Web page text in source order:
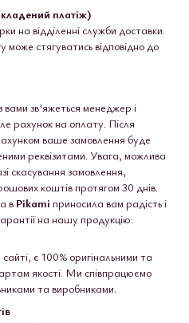
платіж)
на відділенні служби доставки.
може стягуватись відповідно до
вами зв'яжеться менеджер і
рахунок на оплату. Після
ваше замовлення буде
реквізитами. Увага, можлива
скасування замовлення,
коштів протягом 30 днів.
в Pikami приносила вам радість і
на нашу продукцію:
є 100% оригінальними та
якості. Ми співпрацюємо
та виробниками.